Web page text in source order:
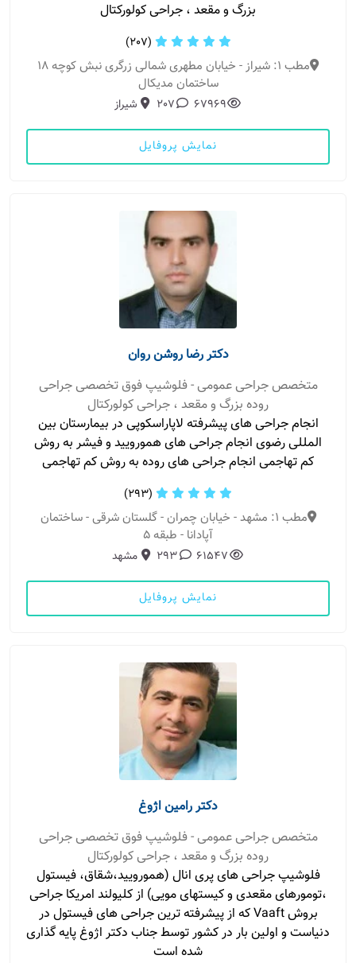
بزرگ و مقعد ، جراحی کولورکتال
(207)
مطب 1: شیراز - خیابان مطهری شمالی زرگری نبش کوچه ۱۸
ساختمان مدیکال
67969
207 شیراز
نمایش پروفایل
دکتر رضا روشن روان
متخصص جراحی عمومی - فلوشیپ فوق تخصصی جراحی
روده بزرگ و مقعد ، جراحی کولورکتال
انجام جراحی های پیشرفته لاپاراسکوپی در بیمارستان بین
المللی رضوی انجام جراحی های همورویید و فیشر به روش
کم تهاجمی انجام جراحی های روده به روش کم تهاجمی
(293)
مطب 1: مشهد - خیابان چمران - گلستان شرقی - ساختمان
آپادانا - طبقه 5
61547
293 مشهد
نمایش پروفایل
دکتر رامین اژوغ
متخصص جراحی عمومی - فلوشیپ فوق تخصصی جراحی
روده بزرگ و مقعد ، جراحی کولورکتال
فلوشیپ جراحی های پری انال (همورویید،شقاق، فیستول
،تومورهای مقعدی و کیستهای مویی) از کلیولند امریکا جراحی
بروش Vaaft که از پیشرفته ترین جراحی های فیستول در
دنیاست و اولین بار در کشور توسط جناب دکتر اژوغ پایه گذاری
شده است